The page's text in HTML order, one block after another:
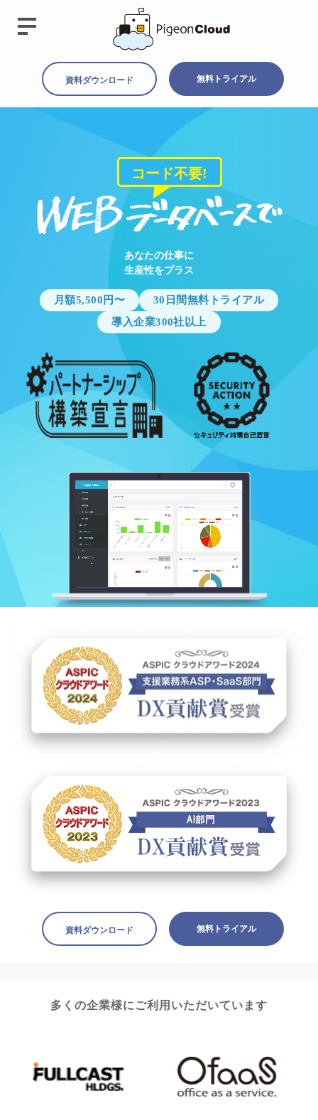
資料ダウンロード 無料トライアル
コード不要!
あなたの仕事に
生産性をプラス
月額5,500円〜
30日間無料トライアル
導入企業300社以上
資料ダウンロード 無料トライアル
多くの企業様にご利用いただいています